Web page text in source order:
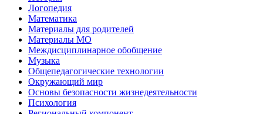
Логопедия
Математика
Материалы для родителей
Материалы МО
Междисциплинарное обобщение
Музыка
Общепедагогические технологии
Окружающий мир
Основы безопасности жизнедеятельности
Психология